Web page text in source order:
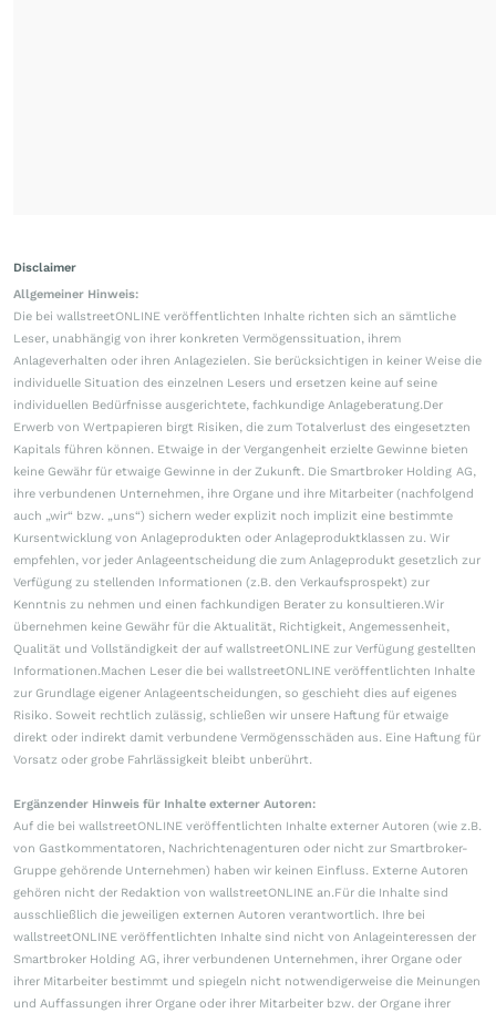
Disclaimer
Allgemeiner Hinweis:
Die bei wallstreetONLINE veröffentlichten Inhalte richten sich an sämtliche
Leser, unabhängig von ihrer konkreten Vermögenssituation, ihrem
Anlageverhalten oder ihren Anlagezielen. Sie berücksichtigen in keiner Weise die
individuelle Situation des einzelnen Lesers und ersetzen keine auf seine
individuellen Bedürfnisse ausgerichtete, fachkundige Anlageberatung.Der
Erwerb von Wertpapieren birgt Risiken, die zum Totalverlust des eingesetzten
Kapitals führen können. Etwaige in der Vergangenheit erzielte Gewinne bieten
keine Gewähr für etwaige Gewinne in der Zukunft. Die Smartbroker Holding AG,
ihre verbundenen Unternehmen, ihre Organe und ihre Mitarbeiter (nachfolgend
auch „wir“ bzw. „uns“) sichern weder explizit noch implizit eine bestimmte
Kursentwicklung von Anlageprodukten oder Anlageproduktklassen zu. Wir
empfehlen, vor jeder Anlageentscheidung die zum Anlageprodukt gesetzlich zur
Verfügung zu stellenden Informationen (z.B. den Verkaufsprospekt) zur
Kenntnis zu nehmen und einen fachkundigen Berater zu konsultieren.Wir
übernehmen keine Gewähr für die Aktualität, Richtigkeit, Angemessenheit,
Qualität und Vollständigkeit der auf wallstreetONLINE zur Verfügung gestellten
Informationen.Machen Leser die bei wallstreetONLINE veröffentlichten Inhalte
zur Grundlage eigener Anlageentscheidungen, so geschieht dies auf eigenes
Risiko. Soweit rechtlich zulässig, schließen wir unsere Haftung für etwaige
direkt oder indirekt damit verbundene Vermögensschäden aus. Eine Haftung für
Vorsatz oder grobe Fahrlässigkeit bleibt unberührt.
Ergänzender Hinweis für Inhalte externer Autoren:
Auf die bei wallstreetONLINE veröffentlichten Inhalte externer Autoren (wie z.B.
von Gastkommentatoren, Nachrichtenagenturen oder nicht zur Smartbroker-
Gruppe gehörende Unternehmen) haben wir keinen Einfluss. Externe Autoren
gehören nicht der Redaktion von wallstreetONLINE an.Für die Inhalte sind
ausschließlich die jeweiligen externen Autoren verantwortlich. Ihre bei
wallstreetONLINE veröffentlichten Inhalte sind nicht von Anlageinteressen der
Smartbroker Holding AG, ihrer verbundenen Unternehmen, ihrer Organe oder
ihrer Mitarbeiter bestimmt und spiegeln nicht notwendigerweise die Meinungen
und Auffassungen ihrer Organe oder ihrer Mitarbeiter bzw. der Organe ihrer